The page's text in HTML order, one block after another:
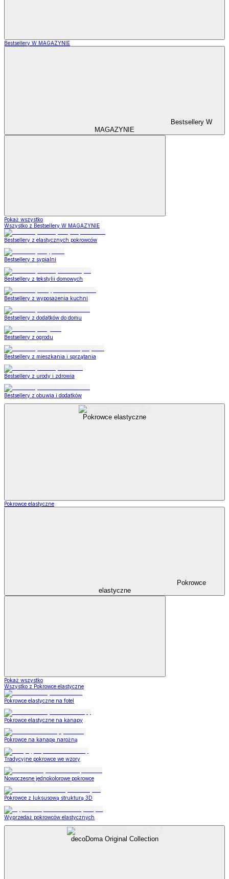
Bestsellery W MAGAZYNIE
Bestsellery W
MAGAZYNIE
Pokaż wszystko
Wszystko z Bestsellery W MAGAZYNIE
Bestsellery z elastycznych pokrowców
Bestsellery z sypialni
Bestsellery z tekstylii domowych
Bestsellery z wyposażenia kuchni
Bestsellery z dodatków do domu
Bestsellery z ogrodu
Bestsellery z mieszkania i sprzątania
Bestsellery z urody i zdrowia
Bestsellery z obuwia i dodatków
Pokrowce elastyczne
Pokrowce elastyczne
Pokrowce
elastyczne
Pokaż wszystko
Wszystko z Pokrowce elastyczne
Pokrowce elastyczne na fotel
Pokrowce elastyczne na kanapy
Pokrowce na kanapę narożną
Tradycyjne pokrowce we wzory
Nowoczesne jednokolorowe pokrowce
Pokrowce z luksusową strukturą 3D
Wyprzedaż pokrowców elastycznych
decoDoma Original Collection